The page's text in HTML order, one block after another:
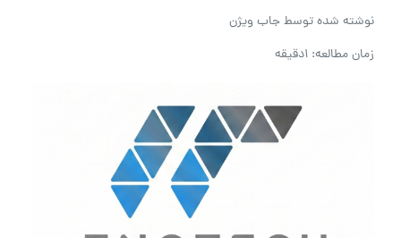
نوشته شده توسطجاب ویژن
زمان مطالعه: 1دقیقه